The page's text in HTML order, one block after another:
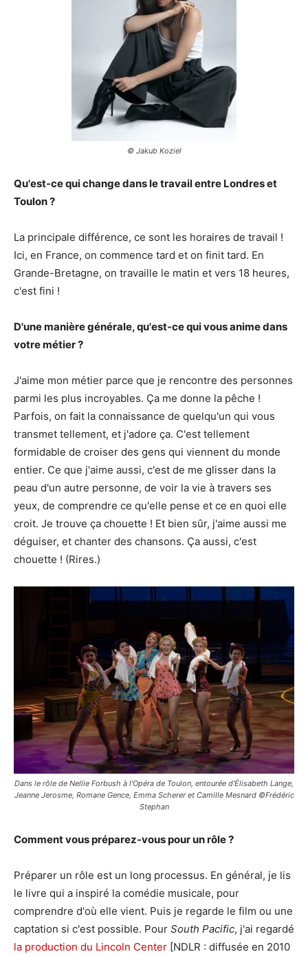
© Jakub Koziel
Qu'est-ce qui change dans le travail entre Londres et
Toulon ?
La principale différence, ce sont les horaires de travail !
Ici, en France, on commence tard et on finit tard. En
Grande-Bretagne, on travaille le matin et vers 18 heures,
c'est fini !
D'une manière générale, qu'est-ce qui vous anime dans
votre métier ?
J'aime mon métier parce que je rencontre des personnes
parmi les plus incroyables. Ça me donne la pêche !
Parfois, on fait la connaissance de quelqu'un qui vous
transmet tellement, et j'adore ça. C'est tellement
formidable de croiser des gens qui viennent du monde
entier. Ce que j'aime aussi, c'est de me glisser dans la
peau d'un autre personne, de voir la vie à travers ses
yeux, de comprendre ce qu'elle pense et ce en quoi elle
croit. Je trouve ça chouette ! Et bien sûr, j'aime aussi me
déguiser, et chanter des chansons. Ça aussi, c'est
chouette ! (Rires.)
Dans le rôle de Nellie Forbush à l'Opéra de Toulon, entourée d'Élisabeth Lange,
Jeanne Jerosme, Romane Gence, Emma Scherer et Camille Mesnard ©Frédéric
Stephan
Comment vous préparez-vous pour un rôle ?
Préparer un rôle est un long processus. En général, je lis
le livre qui a inspiré la comédie musicale, pour
comprendre d'où elle vient. Puis je regarde le film ou une
captation si c'est possible. Pour South Pacific, j'ai regardé
la production du Lincoln Center [NDLR : diffusée en 2010